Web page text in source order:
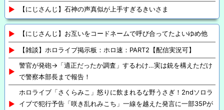
【にじさんじ】石神の声真似が上手すぎるきいさま
【にじさんじ】お互いをコードネームで呼び合ってたよいゆめ他
【雑談】ホロライブ掲示板：ホロ速：PART2【配信実況可】
警官が発砲→「適正だったか調査」するわけ…実は銃を構えただけ
で警察本部長まで報告！
ホロライブ「さくらみこ」怒りに飲まれるな野うさぎ！2ndソロラ
イブで犯行予告「咲き乱れみこち」一線を越えた発言に一部35Pが